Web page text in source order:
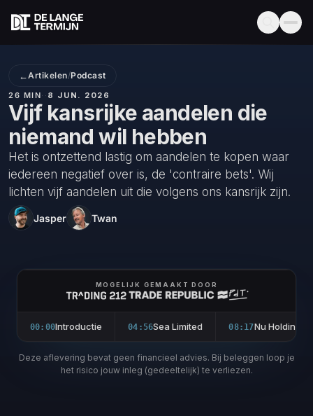
←Artikelen/Podcast
26 MIN· · 8 JUN. 2026
Vijf kansrijke aandelen die
niemand wil hebben
Het is ontzettend lastig om aandelen te kopen waar
iedereen negatief over is, de 'contraire bets'. Wij
lichten vijf aandelen uit die volgens ons kansrijk zijn.
Jasper Twan
MOGELIJK GEMAAKT DOOR
00:00Introductie 04:56Sea Limited 08:17Nu Holdings
Deze aflevering bevat geen financieel advies. Bij beleggen loop je
het risico jouw inleg (gedeeltelijk) te verliezen.